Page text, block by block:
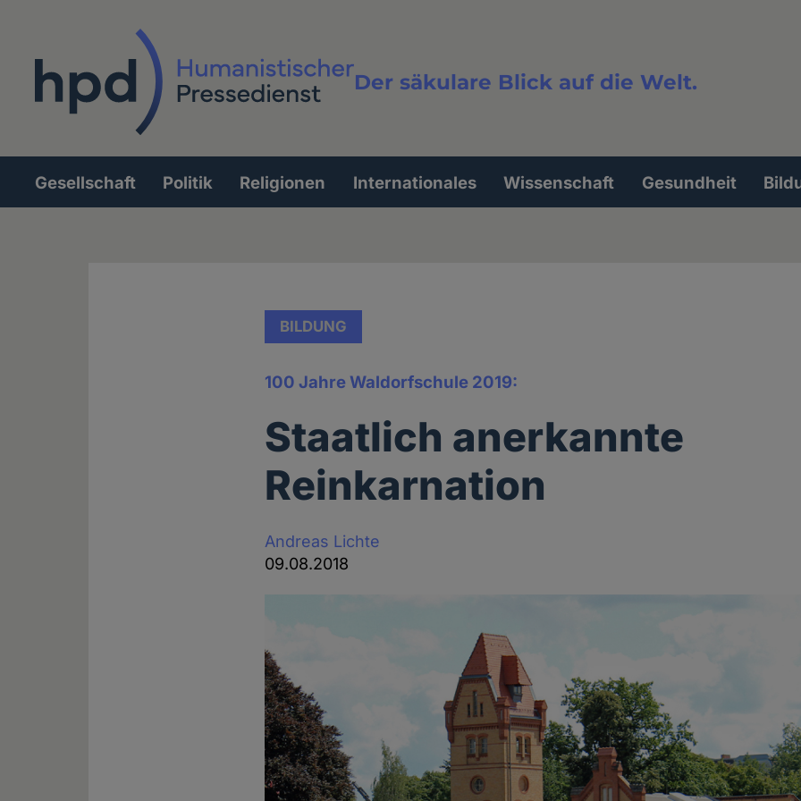
Der säkulare Blick auf die Welt.
Volltextsuche
Hauptnavigation
Gesellschaft Politik Religionen Internationales Wissenschaft Gesundheit
BILDUNG
100 Jahre Waldorfschule 2019:
Staatlich anerkannte
Reinkarnation
Andreas Lichte
09.08.2018